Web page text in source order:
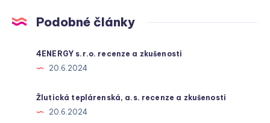
Podobné články
4ENERGY s.r.o. recenze a zkušenosti
20.6.2024
Žlutická teplárenská, a.s. recenze a zkušenosti
20.6.2024